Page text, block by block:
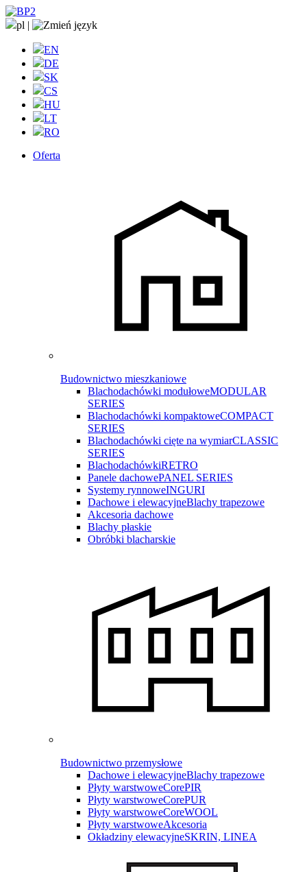
pl |
EN
DE
SK
CS
HU
LT
RO
Oferta
Budownictwo mieszkaniowe
Blachodachówki modułoweMODULAR
SERIES
Blachodachówki kompaktoweCOMPACT
SERIES
Blachodachówki cięte na wymiarCLASSIC
SERIES
BlachodachówkiRETRO
Panele dachowePANEL SERIES
Systemy rynnoweINGURI
Dachowe i elewacyjneBlachy trapezowe
Akcesoria dachowe
Blachy płaskie
Obróbki blacharskie
Budownictwo przemysłowe
Dachowe i elewacyjneBlachy trapezowe
Płyty warstwoweCorePIR
Płyty warstwoweCorePUR
Płyty warstwoweCoreWOOL
Płyty warstwoweAkcesoria
Okładziny elewacyjneSKRIN, LINEA